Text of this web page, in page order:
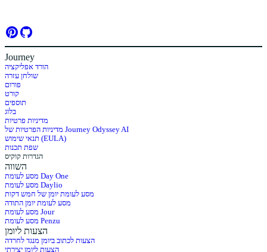
Journey
הורד אפליקציה
שולחן עזרה
פורום
קורט
תוספים
בלוג
מדיניות פרטיות
מדיניות הפרטיות של Journey Odyssey AI
תנאי שימוש (EULA)
שפת תכנות
הגדרות קוקיס
השווה
מסע לעומת Day One
מסע לעומת Daylio
מסע לעומת יומן של חמש דקות
מסע לעומת יומן התודה
מסע לעומת Jour
מסע לעומת Penzu
הצעות ליומן
הצעות לכתוב ביומן מנגד לחרדה
הצעות ליומן יצירתי